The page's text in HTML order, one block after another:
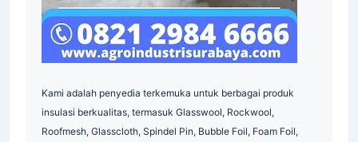
Indonesia
Kami adalah penyedia terkemuka untuk berbagai produk
insulasi berkualitas, termasuk Glasswool, Rockwool,
Roofmesh, Glasscloth, Spindel Pin, Bubble Foil, Foam Foil,